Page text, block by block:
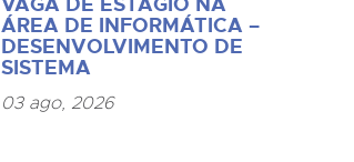
ÁREA DE INFORMÁTICA –
DESENVOLVIMENTO DE
SISTEMA
03 ago, 2026